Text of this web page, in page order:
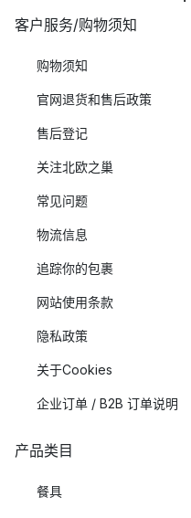
客户服务/购物须知
购物须知
官网退货和售后政策
售后登记
关注北欧之巢
常见问题
物流信息
追踪你的包裹
网站使用条款
隐私政策
关于Cookies
企业订单 / B2B 订单说明
产品类目
餐具